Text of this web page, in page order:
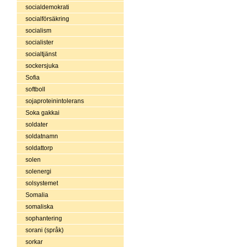
socialdemokrati
socialförsäkring
socialism
socialister
socialtjänst
sockersjuka
Sofia
softboll
sojaproteinintolerans
Soka gakkai
soldater
soldatnamn
soldattorp
solen
solenergi
solsystemet
Somalia
somaliska
sophantering
sorani (språk)
sorkar